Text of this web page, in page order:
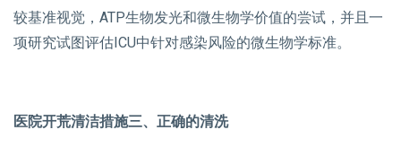
较基准视觉，ATP生物发光和微生物学价值的尝试，并且一
项研究试图评估ICU中针对感染风险的微生物学标准。
医院开荒清洁措施三、正确的清洗